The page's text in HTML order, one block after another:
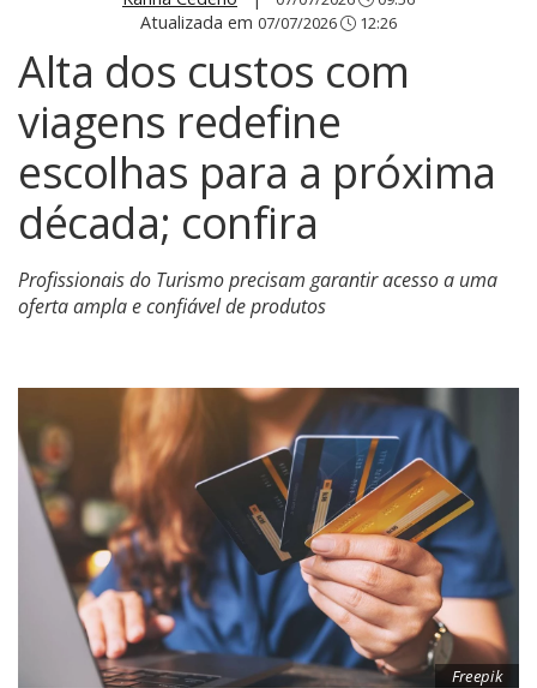
Atualizada em 07/07/2026 12:26
Alta dos custos com
viagens redefine
escolhas para a próxima
década; confira
Profissionais do Turismo precisam garantir acesso a uma
oferta ampla e confiável de produtos
Freepik